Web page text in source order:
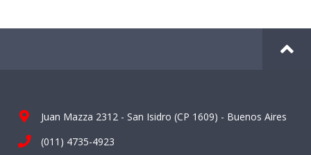
Juan Mazza 2312 - San Isidro (CP 1609) - Buenos Aires
(011) 4735-4923